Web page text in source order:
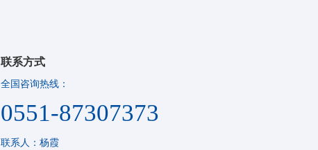
联系方式
全国咨询热线：
0551-87307373
联系人：杨霞